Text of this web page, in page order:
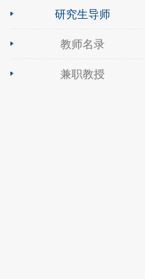
研究生导师
教师名录
兼职教授